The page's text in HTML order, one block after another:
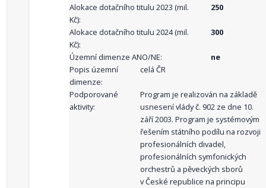
Alokace dotačního titulu 2023 (mil.
Kč):
250
Alokace dotačního titulu 2024 (mil.
Kč):
300
Územní dimenze ANO/NE:
ne
Popis územní
dimenze:
celá ČR
Podporované
aktivity:
Program je realizován na základě
usnesení vlády č. 902 ze dne 10.
září 2003. Program je systémovým
řešením státního podílu na rozvoji
profesionálních divadel,
profesionálních symfonických
orchestrů a pěveckých sborů
v České republice na principu